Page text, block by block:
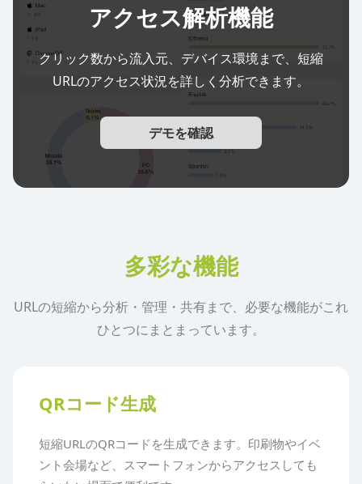
アクセス解析機能
クリック数から流入元、デバイス環境まで、短縮
URLのアクセス状況を詳しく分析できます。
デモを確認
多彩な機能
URLの短縮から分析・管理・共有まで、必要な機能がこれ
ひとつにまとまっています。
QRコード生成
短縮URLのQRコードを生成できます。印刷物やイベ
ント会場など、スマートフォンからアクセスしても